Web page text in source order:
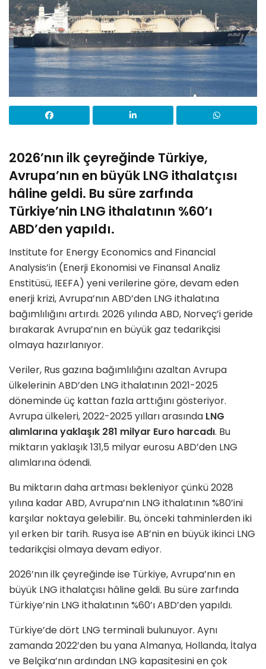
2026’nın ilk çeyreğinde Türkiye,
Avrupa’nın en büyük LNG ithalatçısı
hâline geldi. Bu süre zarfında
Türkiye’nin LNG ithalatının %60’ı
ABD’den yapıldı.
Institute for Energy Economics and Financial
Analysis’in (Enerji Ekonomisi ve Finansal Analiz
Enstitüsü, IEEFA) yeni verilerine göre, devam eden
enerji krizi, Avrupa’nın ABD’den LNG ithalatına
bağımlılığını artırdı. 2026 yılında ABD, Norveç’i geride
bırakarak Avrupa’nın en büyük gaz tedarikçisi
olmaya hazırlanıyor.
Veriler, Rus gazına bağımlılığını azaltan Avrupa
ülkelerinin ABD’den LNG ithalatının 2021-2025
döneminde üç kattan fazla arttığını gösteriyor.
Avrupa ülkeleri, 2022-2025 yılları arasında LNG
alımlarına yaklaşık 281 milyar Euro harcadı. Bu
miktarın yaklaşık 131,5 milyar eurosu ABD’den LNG
alımlarına ödendi.
Bu miktarın daha artması bekleniyor çünkü 2028
yılına kadar ABD, Avrupa’nın LNG ithalatının %80’ini
karşılar noktaya gelebilir. Bu, önceki tahminlerden iki
yıl erken bir tarih. Rusya ise AB’nin en büyük ikinci LNG
tedarikçisi olmaya devam ediyor.
2026’nın ilk çeyreğinde ise Türkiye, Avrupa’nın en
büyük LNG ithalatçısı hâline geldi. Bu süre zarfında
Türkiye’nin LNG ithalatının %60’ı ABD’den yapıldı.
Türkiye’de dört LNG terminali bulunuyor. Aynı
zamanda 2022’den bu yana Almanya, Hollanda, İtalya
ve Belçika’nın ardından LNG kapasitesini en çok